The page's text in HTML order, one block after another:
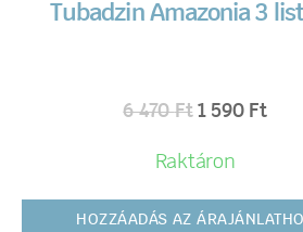
Tubadzin Amazonia 3
6 470Ft 1 590 Ft
Raktáron
HOZZÁADÁS AZ